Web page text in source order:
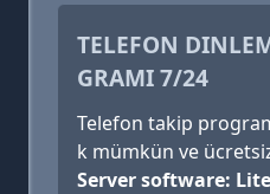
TELEFON
GRAMI 7/24
Telefon takip
k mümkün ve
Server software: